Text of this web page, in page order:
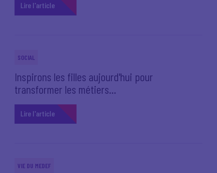
Lire l'article
SOCIAL
Inspirons les filles aujourd'hui pour
transformer les métiers...
Lire l'article
VIE DU MEDEF